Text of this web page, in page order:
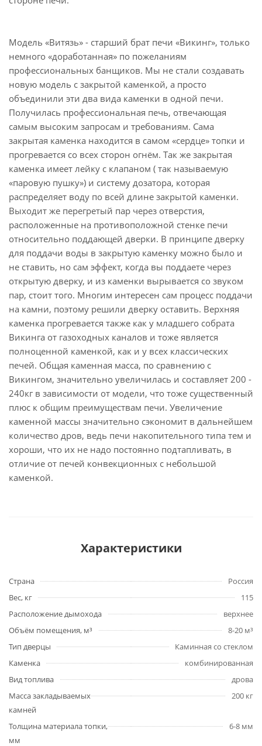
Модель «Витязь» - старший брат печи «Викинг», только
немного «доработанная» по пожеланиям
профессиональных банщиков. Мы не стали создавать
новую модель с закрытой каменкой, а просто
объединили эти два вида каменки в одной печи.
Получилась профессиональная печь, отвечающая
самым высоким запросам и требованиям. Сама
закрытая каменка находится в самом «сердце» топки и
прогревается со всех сторон огнём. Так же закрытая
каменка имеет лейку с клапаном ( так называемую
«паровую пушку») и систему дозатора, которая
распределяет воду по всей длине закрытой каменки.
Выходит же перегретый пар через отверстия,
расположенные на противоположной стенке печи
относительно поддающей дверки. В принципе дверку
для поддачи воды в закрытую каменку можно было и
не ставить, но сам эффект, когда вы поддаете через
открытую дверку, и из каменки вырывается со звуком
пар, стоит того. Многим интересен сам процесс поддачи
на камни, поэтому решили дверку оставить. Верхняя
каменка прогревается также как у младшего собрата
Викинга от газоходных каналов и тоже является
полноценной каменкой, как и у всех классических
печей. Общая каменная масса, по сравнению с
Викингом, значительно увеличилась и составляет 200 -
240кг в зависимости от модели, что тоже существенный
плюс к общим преимуществам печи. Увеличение
каменной массы значительно сэкономит в дальнейшем
количество дров, ведь печи накопительного типа тем и
хороши, что их не надо постоянно подтапливать, в
отличие от печей конвекционных с небольшой
каменкой.
Характеристики
Страна
Россия
Вес, кг
115
Расположение дымохода
верхнее
Объём помещения, м³
8-20 м³
Тип дверцы
Каминная со стеклом
Каменка
комбинированная
Вид топлива
дрова
Масса закладываемых
камней
200 кг
Толщина материала топки,
мм
6-8 мм